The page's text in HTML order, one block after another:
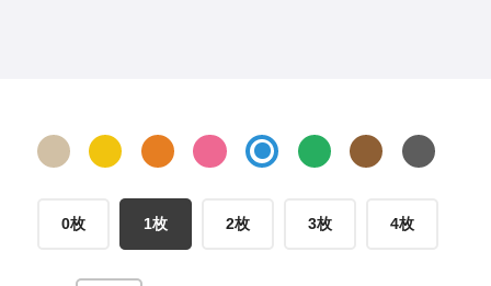
お問い合わせ
0枚 1枚 2枚 3枚 4枚